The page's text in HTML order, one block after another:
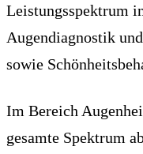
Leistungsspektrum
Augendiagnostik
sowie
Im Bereich
gesamte Spektrum